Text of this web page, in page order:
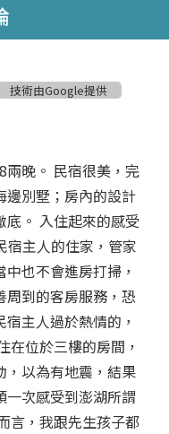
技術由Google提供
晚。 民宿很美，完
邊別墅；房內的設計
。 入住起來的感受
宿主人的住家，管家
也不會進房打掃，
周到的客房服務，恐
主人過於熱情的，
在位於三樓的房間，
，以為有地震，結果
一次感受到澎湖所謂
言，我跟先生孩子都